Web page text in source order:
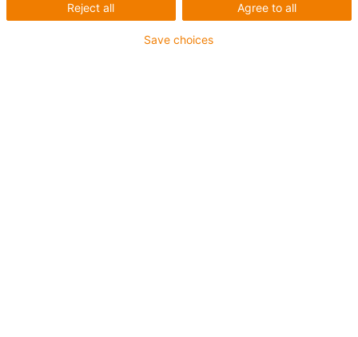
Agree to all
Reject all
Save choices